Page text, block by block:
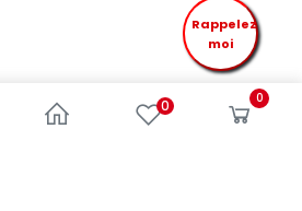
0 0
Rappelez
moi